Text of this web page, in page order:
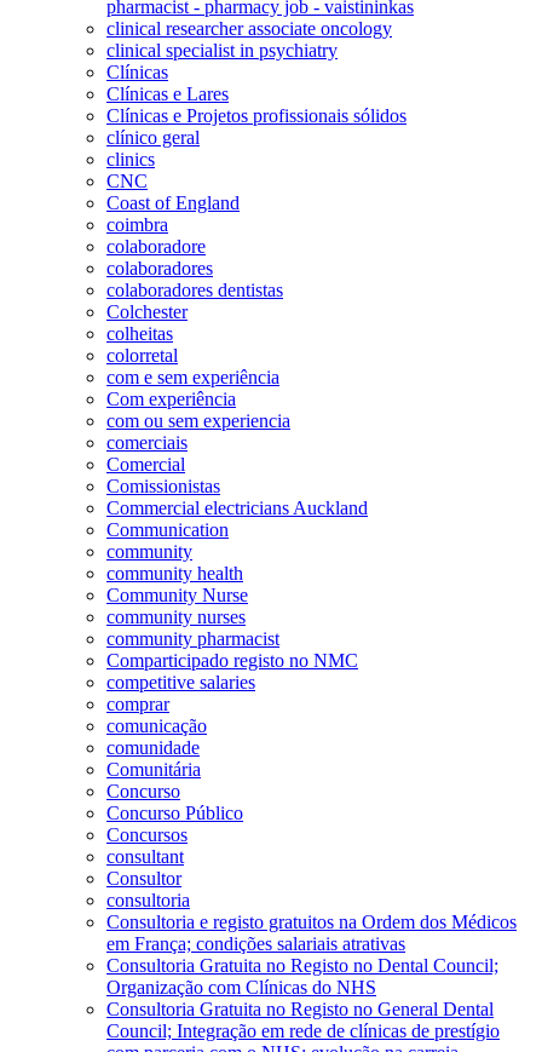
pharmacist - pharmacy job - vaistininkas
clinical researcher associate oncology
clinical specialist in psychiatry
Clínicas
Clínicas e Lares
Clínicas e Projetos profissionais sólidos
clínico geral
clinics
CNC
Coast of England
coimbra
colaboradore
colaboradores
colaboradores dentistas
Colchester
colheitas
colorretal
com e sem experiência
Com experiência
com ou sem experiencia
comerciais
Comercial
Comissionistas
Commercial electricians Auckland
Communication
community
community health
Community Nurse
community nurses
community pharmacist
Comparticipado registo no NMC
competitive salaries
comprar
comunicação
comunidade
Comunitária
Concurso
Concurso Público
Concursos
consultant
Consultor
consultoria
Consultoria e registo gratuitos na Ordem dos Médicos
em França; condições salariais atrativas
Consultoria Gratuita no Registo no Dental Council;
Organização com Clínicas do NHS
Consultoria Gratuita no Registo no General Dental
Council; Integração em rede de clínicas de prestígio